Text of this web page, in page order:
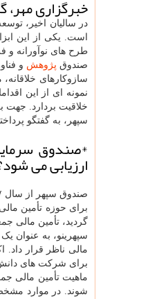
خبرگزاری
در سالیان اخیر،
است. یکی از این
طرح های نوآورانه و
صندوق پژوهش
سازوکارهای
نمونه ای از این
خلاقیت بردارد. جهت
سپهر، به گفتگو
*صندوق
ارزیابی می
برای حوزه تأمین
گردید، تأمین مالی
سپهرینو، به عنوان
برای شرکت های دانش
ماهیت تأمین مالی
شوند. در موارد